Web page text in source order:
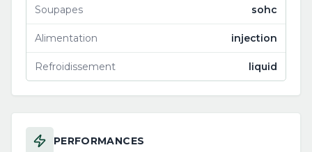
Soupapes sohc
Alimentation injection
Refroidissement liquid
PERFORMANCES